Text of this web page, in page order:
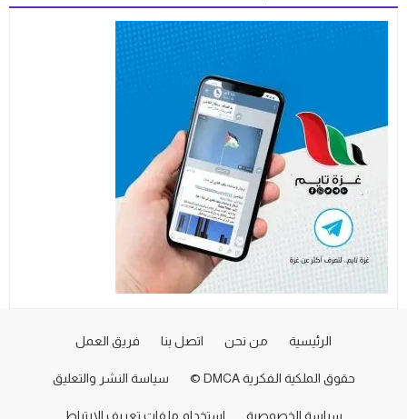
الرئيسية من نحن اتصل بنا فريق العمل
حقوق الملكية الفكرية DMCA © سياسة النشر والتعليق
سياسة الخصوصية استخدام ملفات تعريف الارتباط